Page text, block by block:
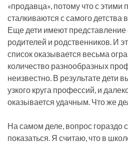
«продавца», потому что с
сталкиваются с самого детства
Еще дети имеют
родителей и родственников. И
список оказывается весьма
количество разнообразных
неизвестно. В результате дети
узкого круга профессий, и
оказывается удачным. Что же
На самом деле, вопрос гораздо
показаться. Я считаю, что в